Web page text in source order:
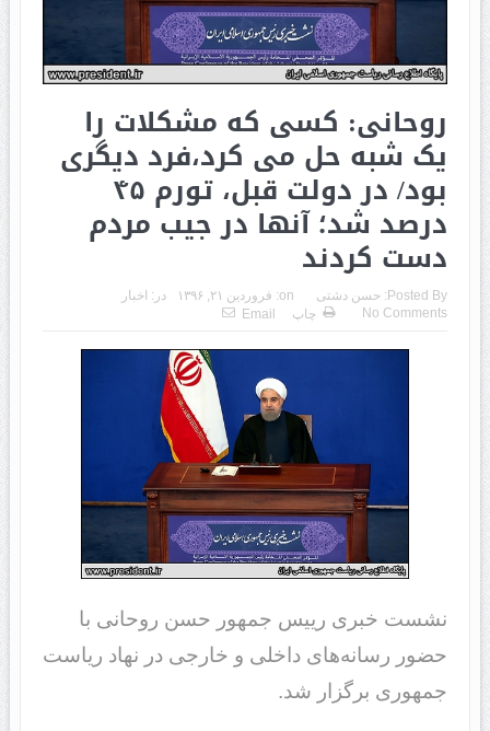
روحانی: کسی که مشکلات را
یک شبه حل می کرد،فرد دیگری
بود/ در دولت قبل، تورم ۴۵
درصد شد؛ آنها در جیب مردم
دست کردند
Posted By: حسن دشتی on: فروردین ۲۱, ۱۳۹۶ در: اخبار
No Comments
چاپ Email
نشست خبری رییس جمهور حسن روحانی با
حضور رسانه‌های داخلی و خارجی در نهاد ریاست
جمهوری برگزار شد.